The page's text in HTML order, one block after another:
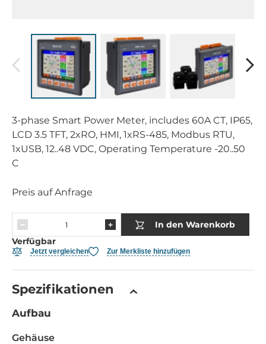
3-phase Smart Power Meter, includes 60A CT, IP65,
LCD 3.5 TFT, 2xRO, HMI, 1xRS-485, Modbus RTU,
1xUSB, 12..48 VDC, Operating Temperature -20..50
C
Preis auf Anfrage
In den Warenkorb
Verfügbar
Jetzt vergleichen Zur Merkliste hinzufügen
Spezifikationen
Aufbau
Gehäuse